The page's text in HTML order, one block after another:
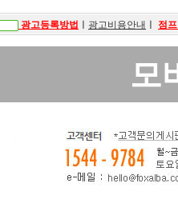
광고등록방법 광고비용안내 점
모